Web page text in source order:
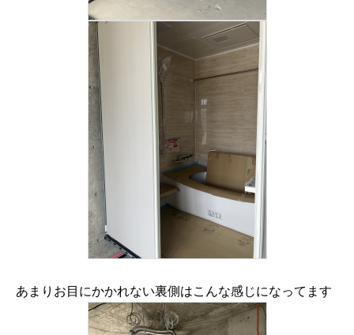
あまりお目にかかれない裏側はこんな感じになってます